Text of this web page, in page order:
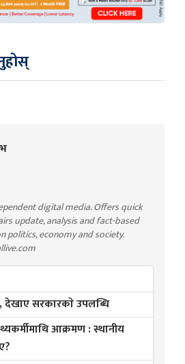
digital media. Offers quick
update, analysis and fact-based
politics, economy and society.
देखाए सरकारकाे उपलब्धि
आक्रमण : स्थानीय